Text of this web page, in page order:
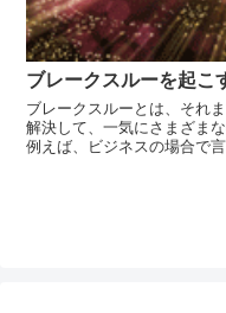
ブレークスルーを起こ
ブレークスルーとは、それ
解決して、一気にさまざま
例えば、ビジネスの場合で